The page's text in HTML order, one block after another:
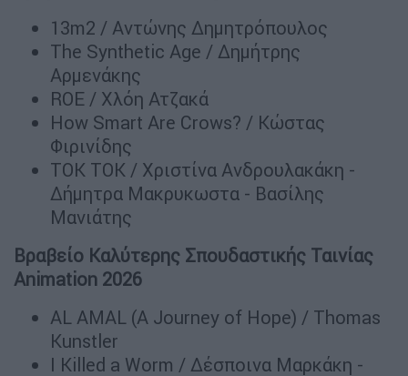
13m2 / Αντώνης Δημητρόπουλος
The Synthetic Age / Δημήτρης
Αρμενάκης
ROE / Χλόη Ατζακά
How Smart Are Crows? / Κώστας
Φιρινίδης
TOK TOK / Χριστίνα Ανδρουλακάκη -
Δήμητρα Μακρυκωστα - Βασίλης
Μανιάτης
Βραβείο Καλύτερης Σπουδαστικής Ταινίας
Animation 2026
AL AMAL (A Journey of Hope) / Thomas
Kunstler
I Killed a Worm / Δέσποινα Μαρκάκη -